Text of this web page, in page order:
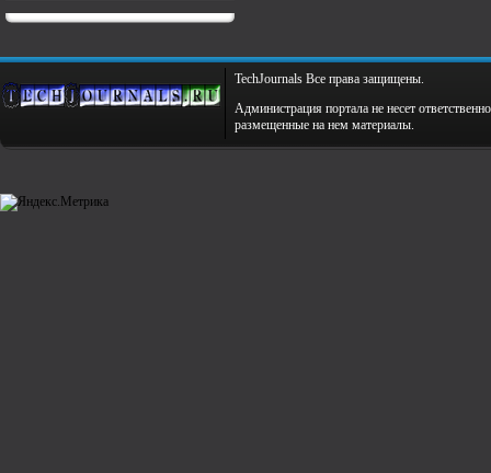
TechJournals Все права защищены.
Администрация портала не несет
размещенные на нем материалы.